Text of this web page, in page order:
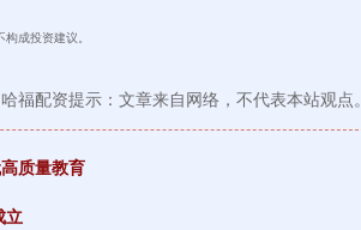
成投资建议。
哈福配资提示：文章来自网络，不代表本站观点。
质量教育
立